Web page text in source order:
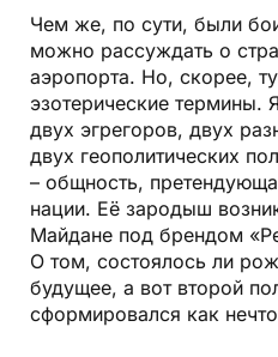
Чем же, по сути, были
можно рассуждать о
аэропорта. Но, скорее,
эзотерические термины.
двух эгрегоров, двух
двух геополитических
– общность,
нации. Её зародыш
Майдане под брендом
О том, состоялось ли
будущее, а вот второй
сформировался как